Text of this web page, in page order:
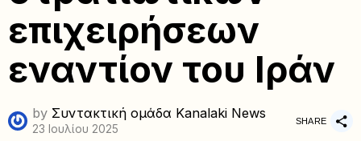
επιχειρήσεων
εναντίον του Ιράν
by Συντακτική ομάδα Kanalaki News
23 Ιουλίου 2025
SHARE